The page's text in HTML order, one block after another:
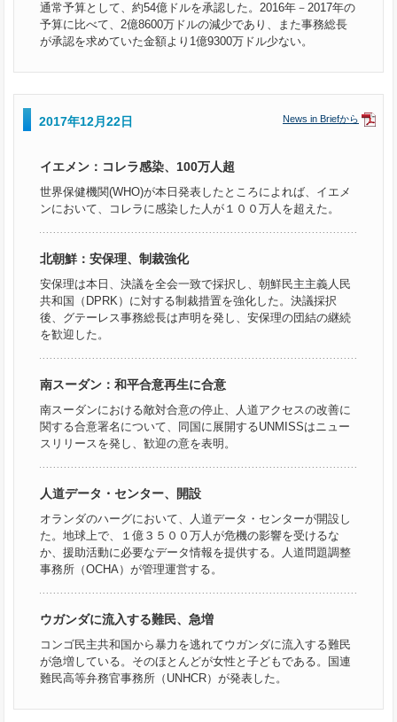
通常予算として、約54億ドルを承認した。2016年－2017年の
予算に比べて、2億8600万ドルの減少であり、また事務総長
が承認を求めていた金額より1億9300万ドル少ない。
2017年12月22日 News in Briefから
イエメン：コレラ感染、100万人超
世界保健機関(WHO)が本日発表したところによれば、イエメ
ンにおいて、コレラに感染した人が１００万人を超えた。
北朝鮮：安保理、制裁強化
安保理は本日、決議を全会一致で採択し、朝鮮民主主義人民
共和国（DPRK）に対する制裁措置を強化した。決議採択
後、グテーレス事務総長は声明を発し、安保理の団結の継続
を歓迎した。
南スーダン：和平合意再生に合意
南スーダンにおける敵対合意の停止、人道アクセスの改善に
関する合意署名について、同国に展開するUNMISSはニュー
スリリースを発し、歓迎の意を表明。
人道データ・センター、開設
オランダのハーグにおいて、人道データ・センターが開設し
た。地球上で、１億３５００万人が危機の影響を受けるな
か、援助活動に必要なデータ情報を提供する。人道問題調整
事務所（OCHA）が管理運営する。
ウガンダに流入する難民、急増
コンゴ民主共和国から暴力を逃れてウガンダに流入する難民
が急増している。そのほとんどが女性と子どもである。国連
難民高等弁務官事務所（UNHCR）が発表した。